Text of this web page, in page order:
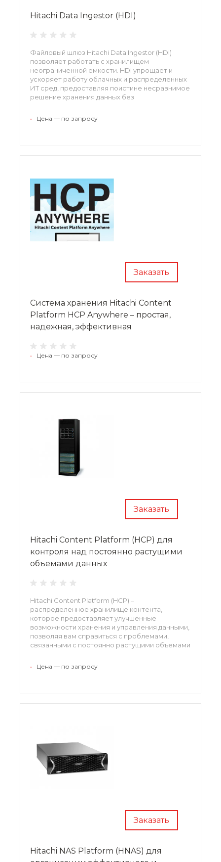
Hitachi Data Ingestor (HDI)
Файловый шлюз Hitachi Data Ingestor (HDI)
позволяет работать с хранилищем
неограниченной емкости. HDI упрощает и
ускоряет работу облачных и распределенных
ИТ сред, предоставляя поистине несравнимое
решение хранения данных без
снижение затрат.
• Цена — по запросу
Заказать
Система хранения Hitachi Content
Platform HCP Anywhere – простая,
надежная, эффективная
• Цена — по запросу
Заказать
Hitachi Content Platform (HCP) для
контроля над постоянно растущими
объемами данных
Hitachi Content Platform (HCP) –
распределенное хранилище контента,
которое предоставляет улучшенные
возможности хранения и управления данными,
позволяя вам справиться с проблемами,
связанными с постоянно растущими объемами
• Цена — по запросу
Заказать
Hitachi NAS Platform (HNAS) для